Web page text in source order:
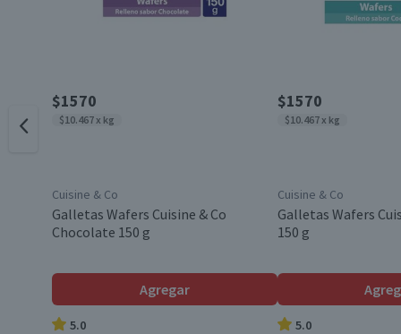
$1570
$10.467 x kg
Cuisine & Co
Galletas Wafers Cuisine & Co
Chocolate 150 g
Agregar
5.0
$1570
$10.467 x kg
Cuisine & Co
Galletas Wafers
150 g
5.0